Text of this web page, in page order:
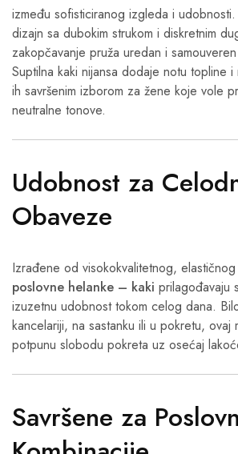
između sofisticiranog izgleda i
dizajn sa dubokim strukom i diskretnim
zakopčavanje pruža uredan i
Suptilna kaki nijansa dodaje notu topline
ih savršenim izborom za žene koje vole
neutralne tonove.
Udobnost za
Obaveze
Izrađene od visokokvalitetnog, elastičnog
poslovne helanke – kaki prilagođavaju
izuzetnu udobnost tokom celog dana.
kancelariji, na sastanku ili u pokretu, ovaj
potpunu slobodu pokreta uz osećaj
Savršene za